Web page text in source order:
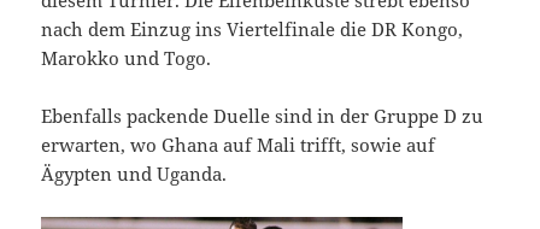
nach dem Einzug ins Viertelfinale die DR Kongo,
Marokko und Togo.
Ebenfalls packende Duelle sind in der Gruppe D zu
erwarten, wo Ghana auf Mali trifft, sowie auf
Ägypten und Uganda.